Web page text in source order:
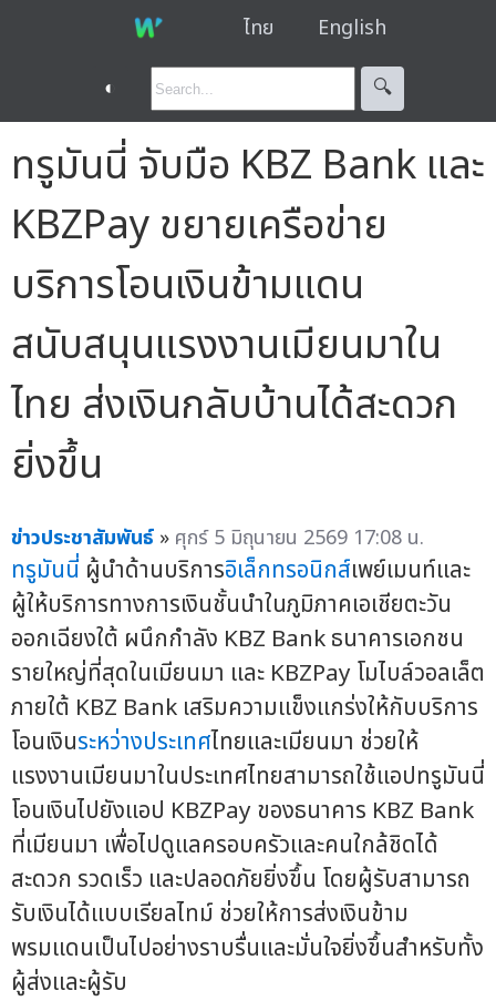
ไทย English
◐ 🔍︎
ทรูมันนี่ จับมือ KBZ Bank และ
KBZPay ขยายเครือข่าย
บริการโอนเงินข้ามแดน
สนับสนุนแรงงานเมียนมาใน
ไทย ส่งเงินกลับบ้านได้สะดวก
ยิ่งขึ้น
ข่าวประชาสัมพันธ์ » ศุกร์ 5 มิถุนายน 2569 17:08 น.
ทรูมันนี่ ผู้นำด้านบริการอิเล็กทรอนิกส์เพย์เมนท์และ
ผู้ให้บริการทางการเงินชั้นนำในภูมิภาคเอเชียตะวัน
ออกเฉียงใต้ ผนึกกำลัง KBZ Bank ธนาคารเอกชน
รายใหญ่ที่สุดในเมียนมา และ KBZPay โมไบล์วอลเล็ต
ภายใต้ KBZ Bank เสริมความแข็งแกร่งให้กับบริการ
โอนเงินระหว่างประเทศไทยและเมียนมา ช่วยให้
แรงงานเมียนมาในประเทศไทยสามารถใช้แอปทรูมันนี่
โอนเงินไปยังแอป KBZPay ของธนาคาร KBZ Bank
ที่เมียนมา เพื่อไปดูแลครอบครัวและคนใกล้ชิดได้
สะดวก รวดเร็ว และปลอดภัยยิ่งขึ้น โดยผู้รับสามารถ
รับเงินได้แบบเรียลไทม์ ช่วยให้การส่งเงินข้าม
พรมแดนเป็นไปอย่างราบรื่นและมั่นใจยิ่งขึ้นสำหรับทั้ง
ผู้ส่งและผู้รับ